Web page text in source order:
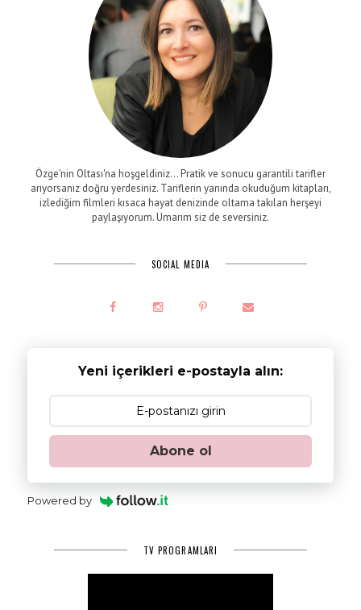
Özge'nin Oltası'na hoşgeldiniz... Pratik ve sonucu garantili tarifler
arıyorsanız doğru yerdesiniz. Tariflerin yanında okuduğum kitapları,
izlediğim filmleri kısaca hayat denizinde oltama takılan herşeyi
paylaşıyorum. Umarım siz de seversiniz.
SOCIAL MEDIA
Yeni içerikleri e-postayla alın:
Abone ol
Powered by
TV PROGRAMLARI